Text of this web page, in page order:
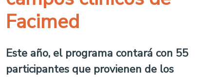
Facimed
Este año, el programa contará con 55
participantes que provienen de los